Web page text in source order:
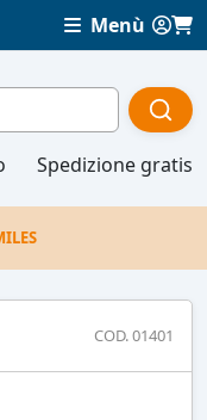
Menù
Spedizione gratis
COD. 01401